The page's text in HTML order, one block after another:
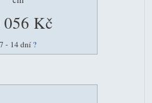
056 Kč
7 - 14 dní ?